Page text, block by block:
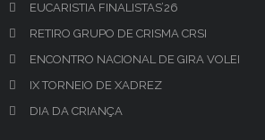
EUCARISTIA FINALISTAS’26
RETIRO GRUPO DE CRISMA CRSI
ENCONTRO NACIONAL DE GIRA VOLEI
IX TORNEIO DE XADREZ
DIA DA CRIANÇA